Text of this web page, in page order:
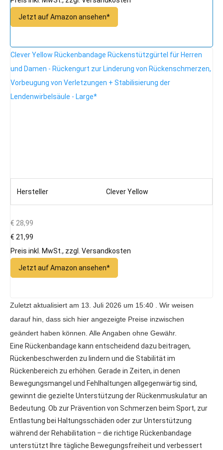
Jetzt auf Amazon ansehen*
Clever Yellow Rückenbandage Rückenstützgürtel für Herren
und Damen - Rückengurt zur Linderung von Rückenschmerzen,
Vorbeugung von Verletzungen + Stabilisierung der
Lendenwirbelsäule - Large*
Hersteller Clever Yellow
€ 28,99
€ 21,99
Preis inkl. MwSt., zzgl. Versandkosten
Jetzt auf Amazon ansehen*
Zuletzt aktualisiert am 13. Juli 2026 um 15:40 . Wir weisen
darauf hin, dass sich hier angezeigte Preise inzwischen
geändert haben können. Alle Angaben ohne Gewähr.
Eine Rückenbandage kann entscheidend dazu beitragen,
Rückenbeschwerden zu lindern und die Stabilität im
Rückenbereich zu erhöhen. Gerade in Zeiten, in denen
Bewegungsmangel und Fehlhaltungen allgegenwärtig sind,
gewinnt die gezielte Unterstützung der Rückenmuskulatur an
Bedeutung. Ob zur Prävention von Schmerzen beim Sport, zur
Entlastung bei Haltungsschäden oder zur Unterstützung
während der Rehabilitation – die richtige Rückenbandage
unterstützt Ihre tägliche Bewegungsfreiheit und verbessert